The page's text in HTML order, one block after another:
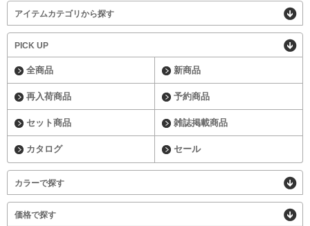
アイテムカテゴリから探す
PICK UP
全商品 新商品
再入荷商品 予約商品
セット商品 雑誌掲載商品
カタログ セール
カラーで探す
価格で探す